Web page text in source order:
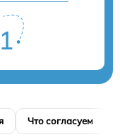
Что согласуем